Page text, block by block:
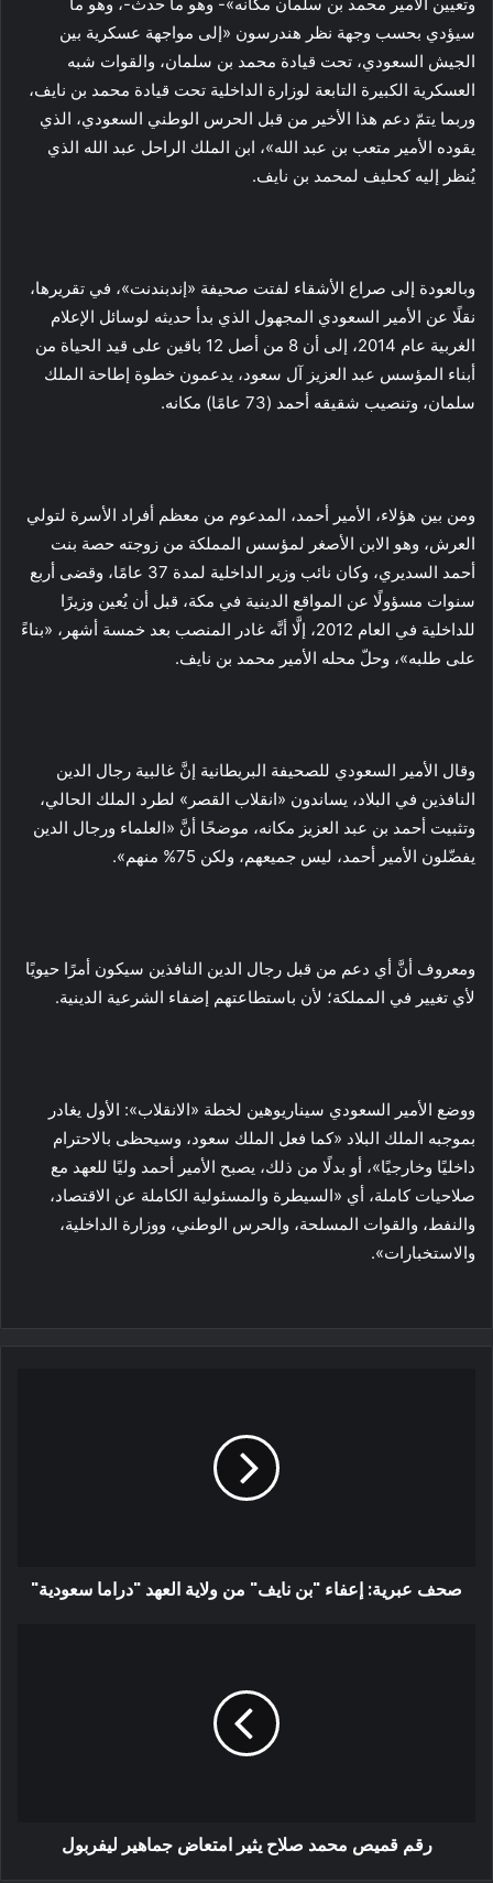
سيؤدي بحسب وجهة نظر هندرسون «إلى مواجهة عسكرية بين
الجيش السعودي، تحت قيادة محمد بن سلمان، والقوات شبه
العسكرية الكبيرة التابعة لوزارة الداخلية تحت قيادة محمد بن نايف،
وربما يتمّ دعم هذا الأخير من قبل الحرس الوطني السعودي، الذي
يقوده الأمير متعب بن عبد الله»، ابن الملك الراحل عبد الله الذي
يُنظر إليه كحليف لمحمد بن نايف.
وبالعودة إلى صراع الأشقاء لفتت صحيفة «إندبندنت»، في تقريرها،
نقلًا عن الأمير السعودي المجهول الذي بدأ حديثه لوسائل الإعلام
الغربية عام 2014، إلى أن 8 من أصل 12 باقين على قيد الحياة من
أبناء المؤسس عبد العزيز آل سعود، يدعمون خطوة إطاحة الملك
سلمان، وتنصيب شقيقه أحمد (73 عامًا) مكانه.
ومن بين هؤلاء، الأمير أحمد، المدعوم من معظم أفراد الأسرة لتولي
العرش، وهو الابن الأصغر لمؤسس المملكة من زوجته حصة بنت
أحمد السديري، وكان نائب وزير الداخلية لمدة 37 عامًا، وقضى أربع
سنوات مسؤولًا عن المواقع الدينية في مكة، قبل أن يُعين وزيرًا
للداخلية في العام 2012، إلَّا أنَّه غادر المنصب بعد خمسة أشهر، «بناءً
على طلبه»، وحلّ محله الأمير محمد بن نايف.
وقال الأمير السعودي للصحيفة البريطانية إنَّ غالبية رجال الدين
النافذين في البلاد، يساندون «انقلاب القصر» لطرد الملك الحالي،
وتثبيت أحمد بن عبد العزيز مكانه، موضحًا أنَّ «العلماء ورجال الدين
يفضّلون الأمير أحمد، ليس جميعهم، ولكن 75% منهم».
ومعروف أنَّ أي دعم من قبل رجال الدين النافذين سيكون أمرًا حيويًا
لأي تغيير في المملكة؛ لأن باستطاعتهم إضفاء الشرعية الدينية.
ووضع الأمير السعودي سيناريوهين لخطة «الانقلاب»: الأول يغادر
بموجبه الملك البلاد «كما فعل الملك سعود، وسيحظى بالاحترام
داخليًا وخارجيًا»، أو بدلًا من ذلك، يصبح الأمير أحمد وليًا للعهد مع
صلاحيات كاملة، أي «السيطرة والمسئولية الكاملة عن الاقتصاد،
والنفط، والقوات المسلحة، والحرس الوطني، ووزارة الداخلية،
والاستخبارات».
صحف عبرية: إعفاء "بن نايف" من ولاية العهد "دراما سعودية"
رقم قميص محمد صلاح يثير امتعاض جماهير ليفربول